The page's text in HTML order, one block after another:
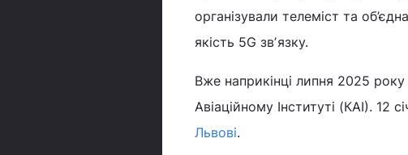
організували телеміст та
якість 5G звʼязку.
Вже наприкінці липня 2025 року
Авіаційному Інституті (КАІ). 12
Львові.